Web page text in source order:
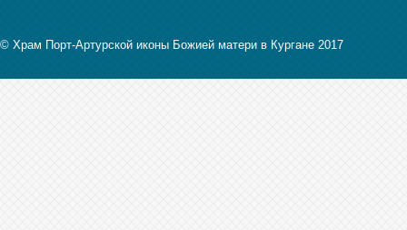
© Храм Порт-Артурской иконы Божией матери в Кургане 2017